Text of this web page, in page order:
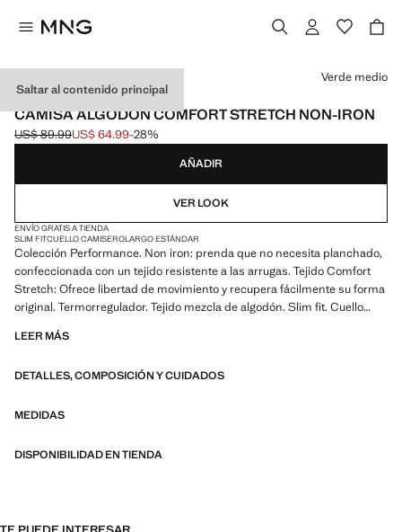
Saltar al contenido principal
PERFORMANCE
CAMISA ALGODÓN COMFORT STRETCH NON-IRON
Precio inicial tachado [US$ 89.99 ]
US$ 89.99
Precio actual [US$ 64.99 ]
US$ 64.99-28%
Selecciona un color
Verde medio
AÑADIR
VER LOOK
ENVÍO GRATIS A TIENDA
SLIM FITCUELLO CAMISEROLARGO ESTÁNDAR
Colección Performance. Non iron: prenda que no necesita planchado,
confeccionada con un tejido resistente a las arrugas. Tejido Comfort
Stretch: Ofrece libertad de movimiento y recupera fácilmente su forma
original. Termorregulador. Tejido mezcla de algodón. Slim fit. Cuello
botones. Bajo redondeado. Producto en rebajas
PERFORMANCE: Una colección de prendas confeccionadas con
características avanzadas como tejidos bi-stretch, de secado rápido,
organizadas en tres categorías generales: Termorregulador, Funcional
LEER MÁS
DETALLES, COMPOSICIÓN Y CUIDADOS
MEDIDAS
DISPONIBILIDAD EN TIENDA